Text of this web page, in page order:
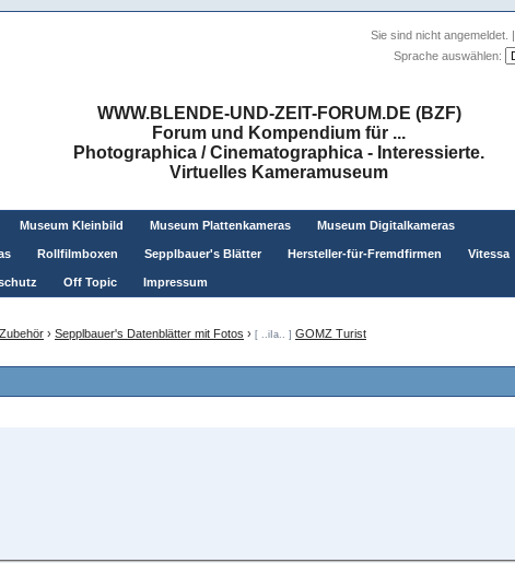
Sie sind nicht angemeldet. |
Sprache auswählen:
WWW.BLENDE-UND-ZEIT-FORUM.DE (BZF)
Forum und Kompendium für ...
Photographica / Cinematographica - Interessierte.
Virtuelles Kameramuseum
Museum Kleinbild Museum Plattenkameras Museum Digitalkameras
Rollfilmboxen Sepplbauer's Blätter Hersteller-für-Fremdfirmen Vitessa
Off Topic Impressum
› Sepplbauer's Datenblätter mit Fotos › [ ..iIa.. ] GOMZ Turist